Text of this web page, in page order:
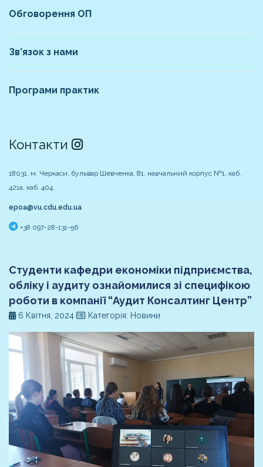
Обговорення ОП
Зв’язок з нами
Програми практик
Контакти
18031, м. Черкаси, бульвар Шевченка, 81, навчальний корпус №1, каб.
421а, каб. 404.
epoa@vu.cdu.edu.ua
+38 097-28-131-56
Студенти кафедри економіки підприємства,
обліку і аудиту ознайомилися зі специфікою
роботи в компанії “Аудит Консалтинг Центр”
6 Квітня, 2024 Категорія: Новини